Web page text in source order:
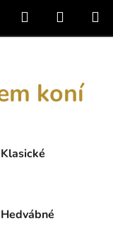
Hledat
KOŠÍK
koní
Klasické
Hedvábné